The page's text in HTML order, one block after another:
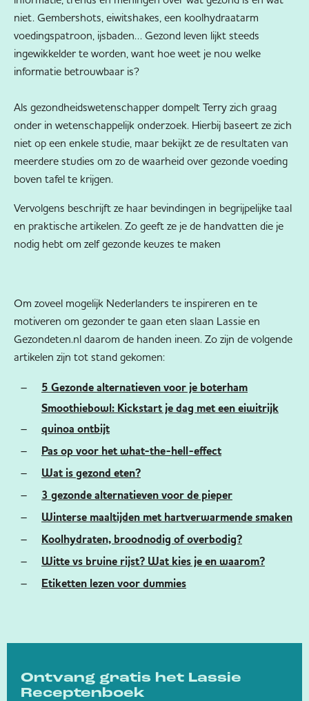
niet. Gembershots, eiwitshakes, een koolhydraatarm
voedingspatroon, ijsbaden… Gezond leven lijkt steeds
ingewikkelder te worden, want hoe weet je nou welke
informatie betrouwbaar is?
Als gezondheidswetenschapper dompelt Terry zich graag
onder in wetenschappelijk onderzoek. Hierbij baseert ze zich
niet op een enkele studie, maar bekijkt ze de resultaten van
meerdere studies om zo de waarheid over gezonde voeding
boven tafel te krijgen.
Vervolgens beschrijft ze haar bevindingen in begrijpelijke taal
en praktische artikelen. Zo geeft ze je de handvatten die je
nodig hebt om zelf gezonde keuzes te maken
Om zoveel mogelijk Nederlanders te inspireren en te
motiveren om gezonder te gaan eten slaan Lassie en
Gezondeten.nl daarom de handen ineen. Zo zijn de volgende
artikelen zijn tot stand gekomen:
5 Gezonde alternatieven voor je boterham
Smoothiebowl: Kickstart je dag met een eiwitrijk
quinoa ontbijt
Pas op voor het what-the-hell-effect
Wat is gezond eten?
3 gezonde alternatieven voor de pieper
Winterse maaltijden met hartverwarmende smaken
Koolhydraten, broodnodig of overbodig?
Witte vs bruine rijst? Wat kies je en waarom?
Etiketten lezen voor dummies
Ontvang gratis het Lassie
Receptenboek